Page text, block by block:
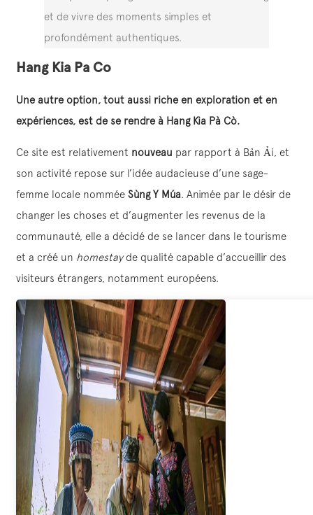
et de vivre des moments simples et
profondément authentiques.
Hang Kia Pa Co
Une autre option, tout aussi riche en exploration et en
expériences, est de se rendre à Hang Kia Pà Cò.
Ce site est relativement nouveau par rapport à Bản Ải, et
son activité repose sur l’idée audacieuse d’une sage-
femme locale nommée Sùng Y Múa. Animée par le désir de
changer les choses et d’augmenter les revenus de la
communauté, elle a décidé de se lancer dans le tourisme
et a créé un homestayde qualité capable d’accueillir des
visiteurs étrangers, notamment européens.